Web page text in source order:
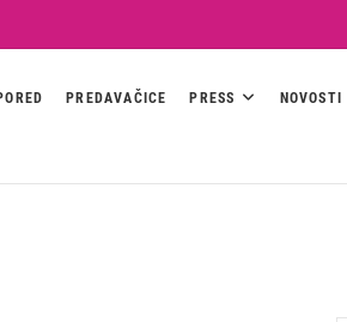
PREDAVAČICE PRESS NOVOSTI